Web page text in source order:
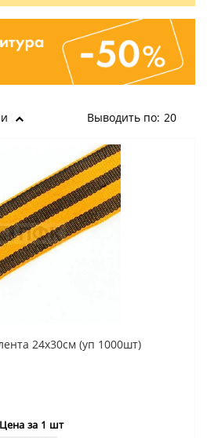
Выводить по: 20
24x30cм (уп 1000шт)
Цена за 1 шт